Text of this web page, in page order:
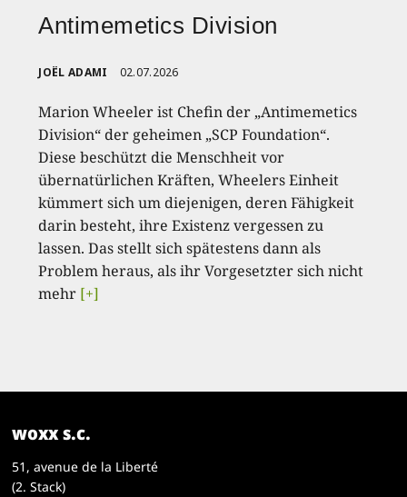
Antimemetics Division
JOËL ADAMI 02.07.2026
Marion Wheeler ist Chefin der „Antimemetics
Division“ der geheimen „SCP Foundation“.
Diese beschützt die Menschheit vor
übernatürlichen Kräften, Wheelers Einheit
kümmert sich um diejenigen, deren Fähigkeit
darin besteht, ihre Existenz vergessen zu
lassen. Das stellt sich spätestens dann als
Problem heraus, als ihr Vorgesetzter sich nicht
mehr [+]
woxx s.c.
51, avenue de la Liberté
(2. Stack)